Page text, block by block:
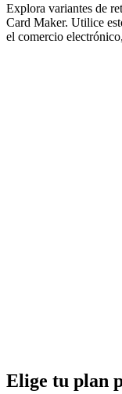
Explora variantes de
Card Maker. Utilice
el comercio
Elige tu plan